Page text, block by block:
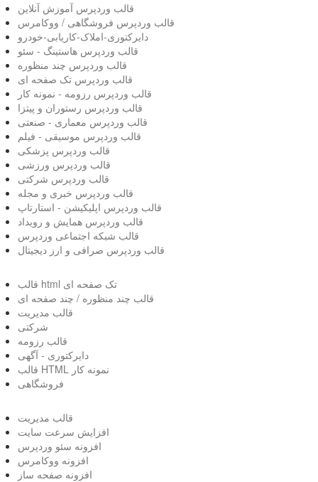
قالب وردپرس آموزش آنلاین
قالب وردپرس فروشگاهی / ووکامرس
دایرکتوری-املاک-کاریابی-خودرو
قالب وردپرس هاستینگ - سئو
قالب وردپرس چند منظوره
قالب وردپرس تک صفحه ای
قالب وردپرس رزومه - نمونه کار
قالب وردپرس رستوران و پیتزا
قالب وردپرس معماری - صنعتی
قالب وردپرس موسیقی - فیلم
قالب وردپرس پزشکی
قالب وردپرس ورزشی
قالب وردپرس شرکتی
قالب وردپرس خبری و مجله
قالب وردپرس اپلیکیشن - استارتاپ
قالب وردپرس همایش و رویداد
قالب شبکه اجتماعی وردپرس
قالب وردپرس صرافی و ارز دیجیتال
قالب html تک صفحه ای
قالب چند منظوره / چند صفحه ای
قالب مدیریت
شرکتی
قالب رزومه
دایرکتوری - آگهی
قالب HTML نمونه کار
فروشگاهی
قالب مدیریت
افزایش سرعت سایت
افزونه سئو وردپرس
افزونه ووکامرس
افزونه صفحه ساز